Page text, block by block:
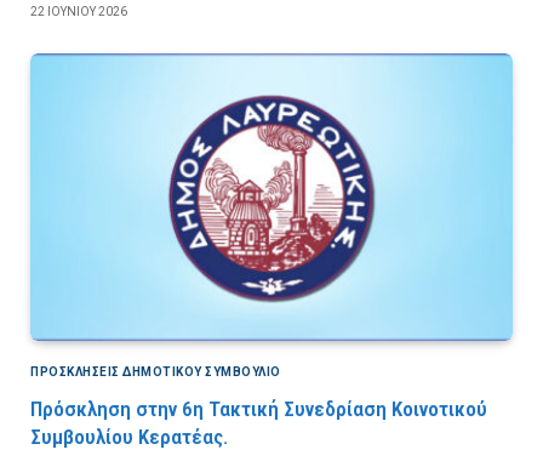
22 ΙΟΥΝΊΟΥ 2026
ΠΡΟΣΚΛΉΣΕΙΣ ΔΗΜΟΤΙΚΟΎ ΣΥΜΒΟΎΛΙΟ
Πρόσκληση στην 6η Τακτική Συνεδρίαση Κοινοτικού
Συμβουλίου Κερατέας.